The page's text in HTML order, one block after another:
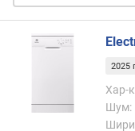
е
2025
Хар-
Шум: